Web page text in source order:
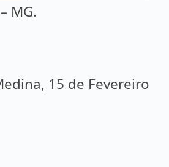
MG.
de Fevereiro